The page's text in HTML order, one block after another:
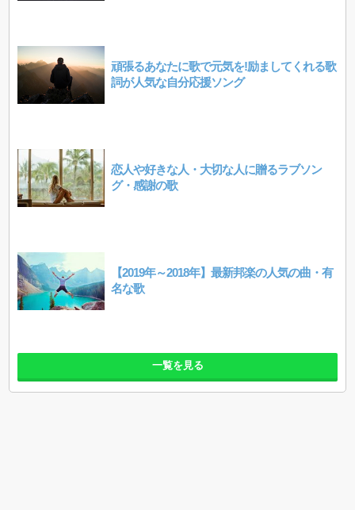
頑張るあなたに歌で元気を!励ましてくれる歌
詞が人気な自分応援ソング
恋人や好きな人・大切な人に贈るラブソン
グ・感謝の歌
【2019年～2018年】最新邦楽の人気の曲・有
名な歌
一覧を見る